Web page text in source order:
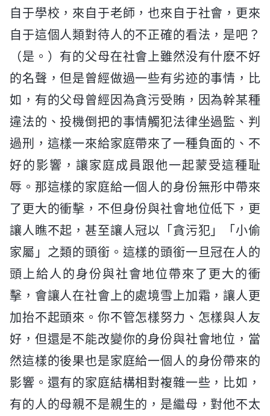
自于學校，來自于老師，也來自于社會，更來
自于這個人類對待人的不正確的看法，是吧？
（是。）有的父母在社會上雖然没有什麽不好
的名聲，但是曾經做過一些有劣迹的事情，比
如，有的父母曾經因為貪污受賄，因為幹某種
違法的、投機倒把的事情觸犯法律坐過監、判
過刑，這樣一來給家庭帶來了一種負面的、不
好的影響，讓家庭成員跟他一起蒙受這種耻
辱。那這樣的家庭給一個人的身份無形中帶來
了更大的衝擊，不但身份與社會地位低下，更
讓人瞧不起，甚至讓人冠以「貪污犯」「小偷
家屬」之類的頭銜。這樣的頭銜一旦冠在人的
頭上給人的身份與社會地位帶來了更大的衝
擊，會讓人在社會上的處境雪上加霜，讓人更
加抬不起頭來。你不管怎樣努力、怎樣與人友
好，但還是不能改變你的身份與社會地位，當
然這樣的後果也是家庭給一個人的身份帶來的
影響。還有的家庭結構相對複雜一些，比如，
有的人的母親不是親生的，是繼母，對他不太